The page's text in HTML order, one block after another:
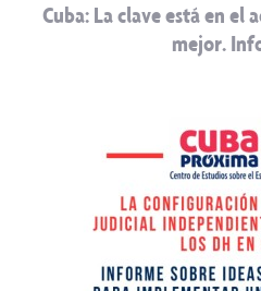
Cuba: La clave está en
mejor.